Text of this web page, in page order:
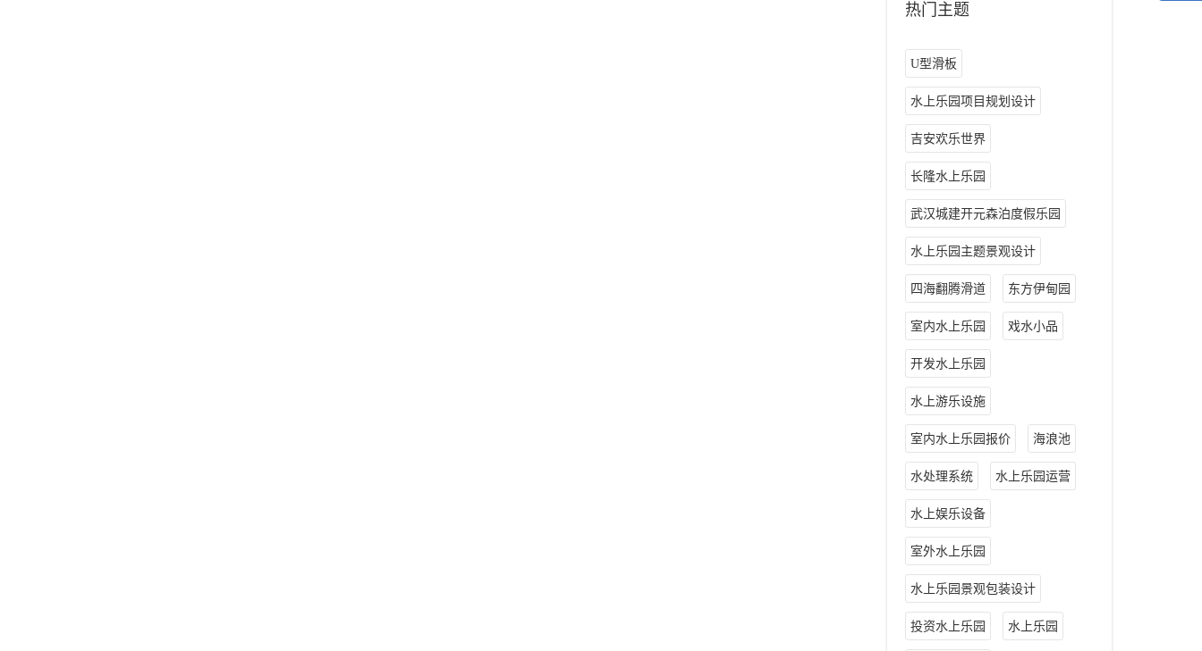
热门主题
U型滑板
水上乐园项目规划设计
吉安欢乐世界
长隆水上乐园
武汉城建开元森泊度假乐园
水上乐园主题景观设计
四海翻腾滑道 东方伊甸园
室内水上乐园 戏水小品
开发水上乐园
水上游乐设施
室内水上乐园报价 海浪池
水处理系统 水上乐园运营
水上娱乐设备
室外水上乐园
水上乐园景观包装设计
投资水上乐园 水上乐园